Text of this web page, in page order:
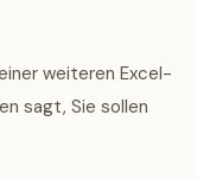
weiteren Excel-
sagt, Sie sollen